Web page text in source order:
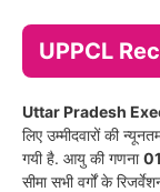
UPPCL
Uttar Pradesh
लिए उम्मीदवारों की
गयी है. आयु की गणना
सीमा सभी वर्गों के